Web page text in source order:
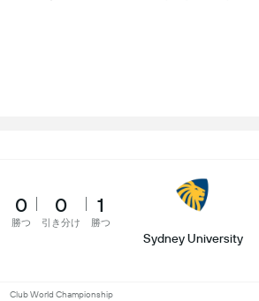
0
勝つ
0
引き分け
1
勝つ
Sydney University
Club World Championship